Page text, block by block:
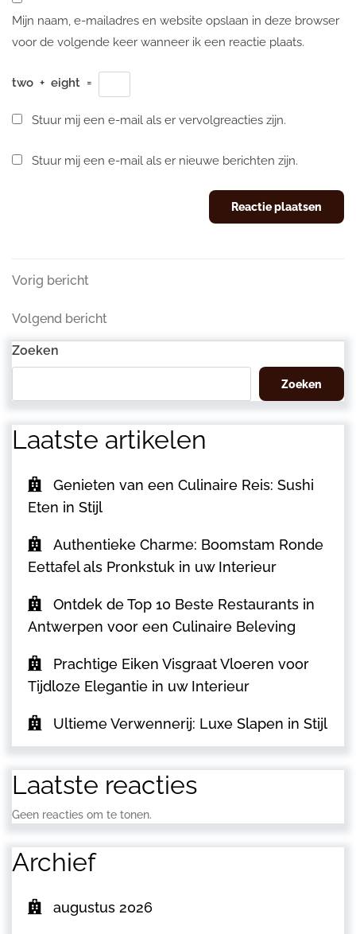
Mijn naam, e-mailadres en website opslaan in deze browser
voor de volgende keer wanneer ik een reactie plaats.
two + eight =
Stuur mij een e-mail als er vervolgreacties zijn.
Stuur mij een e-mail als er nieuwe berichten zijn.
Berichtnavigatie
Vorig
Vorig bericht
Volgend
bericht
Volgend bericht
Zoeken
Zoeken
Laatste artikelen
Genieten van een Culinaire Reis: Sushi
Eten in Stijl
Authentieke Charme: Boomstam Ronde
Eettafel als Pronkstuk in uw Interieur
Ontdek de Top 10 Beste Restaurants in
Antwerpen voor een Culinaire Beleving
Prachtige Eiken Visgraat Vloeren voor
Tijdloze Elegantie in uw Interieur
Ultieme Verwennerij: Luxe Slapen in Stijl
Laatste reacties
Geen reacties om te tonen.
Archief
augustus 2026